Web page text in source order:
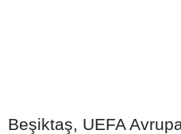
Beşiktaş, UEFA